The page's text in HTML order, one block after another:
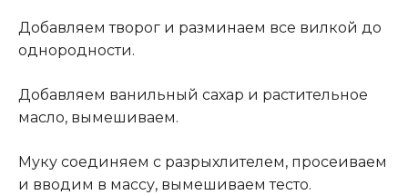
Добавляем творог и разминаем все вилкой до
однородности.
Добавляем ванильный сахар и растительное
масло, вымешиваем.
Муку соединяем с разрыхлителем, просеиваем
и вводим в массу, вымешиваем тесто.